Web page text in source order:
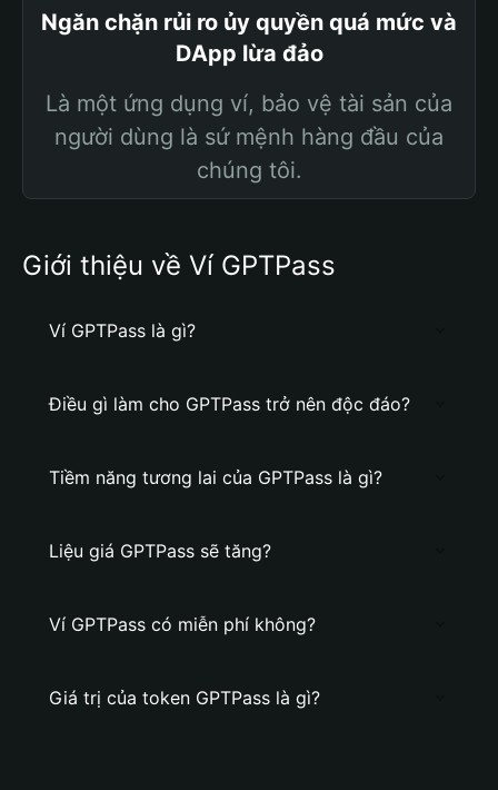
Ngăn chặn rủi ro ủy quyền quá mức và
DApp lừa đảo
Là một ứng dụng ví, bảo vệ tài sản của
người dùng là sứ mệnh hàng đầu của
chúng tôi.
Giới thiệu về Ví GPTPass
Ví GPTPass là gì?
Điều gì làm cho GPTPass trở nên độc đáo?
Tiềm năng tương lai của GPTPass là gì?
Liệu giá GPTPass sẽ tăng?
Ví GPTPass có miễn phí không?
Giá trị của token GPTPass là gì?